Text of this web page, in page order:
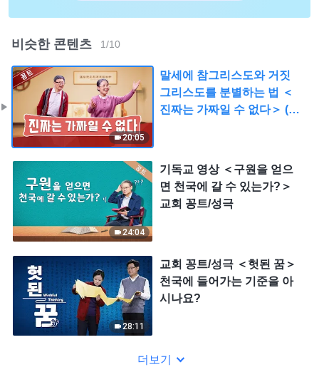
비슷한 콘텐츠 1/10
20:05
말세에 참그리스도와 거짓
그리스도를 분별하는 법 ＜
진짜는 가짜일 수 없다＞ (교
24:04
기독교 영상 ＜구원을 얻으
면 천국에 갈 수 있는가?＞
교회 꽁트/성극
28:11
교회 꽁트/성극 ＜헛된 꿈＞
천국에 들어가는 기준을 아
시나요?
더보기